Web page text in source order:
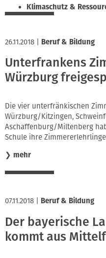
Klimaschutz &
Soziales & Tarifpolitik
Verband & Innungen
Innung
26.11.2018 Beruf & Bildung
Unterfrankens
Würzburg
Die vier unterfränkischen
Würzburg/Kitzingen,
Aschaffenburg/Miltenberg
Schule ihre
❯ mehr
07.11.2018 Beruf & Bildung
Der bayerische
kommt aus